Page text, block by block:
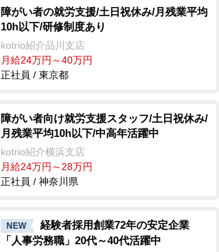
障がい者の就労支援/土日祝休み/月残業平均
10h以下/研修制度あり
kotrio紹介品川支店
月給24万円～40万円
正社員 / 東京都
障がい者向け就労支援スタッフ/土日祝休み/
月残業平均10h以下/中高年活躍中
kotrio紹介横浜支店
月給24万円～28万円
正社員 / 神奈川県
NEW
経験者採用創業72年の安定企業
「人事労務職」20代～40代活躍中